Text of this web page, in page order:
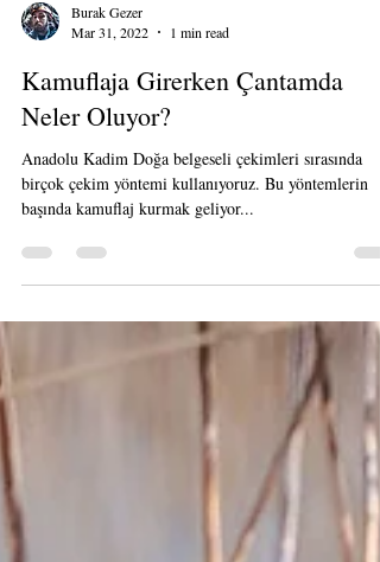
Burak Gezer
Mar 31, 2022
1 min read
Kamuflaja Girerken Çantamda
Neler Oluyor?
birçok çekim yöntemi kullanıyoruz. Bu yöntemlerin
başında kamuflaj kurmak geliyor...